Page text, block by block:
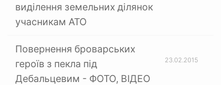
виділення земельних ділянок
учасникам АТО
Повернення броварських
героїв з пекла під
Дебальцевим - ФОТО, ВІДЕО
23.02.2015